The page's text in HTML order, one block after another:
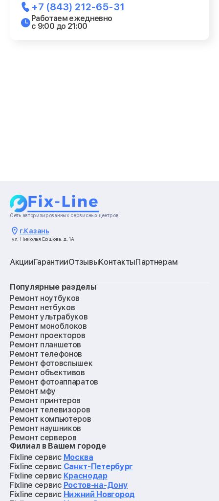
+7 (843) 212-65-31
Работаем ежедневно
с 9:00 до 21:00
Сеть авторизированных сервисных центров
г.Казань
ул. Николая Ершова, д. 1А
АкцииГарантииОтзывыКонтактыПартнерам
Популярные разделы
Ремонт ноутбуков
Ремонт нетбуков
Ремонт ультрабуков
Ремонт моноблоков
Ремонт проекторов
Ремонт планшетов
Ремонт телефонов
Ремонт фотовспышек
Ремонт объективов
Ремонт фотоаппаратов
Ремонт мфу
Ремонт принтеров
Ремонт телевизоров
Ремонт компьютеров
Ремонт наушников
Ремонт серверов
Ремонт мониторов
Ремонт квадрокоптеров
Ремонт электросамокатов
Ремонт материнских плат
Ремонт видеокарт
Ремонт кофемашин
Филиал в Вашем городе
Fixline сервис Москва
Fixline сервис Санкт-Петербург
Fixline сервис Краснодар
Fixline сервис Ростов-на-Дону
Fixline сервис Нижний Новгород